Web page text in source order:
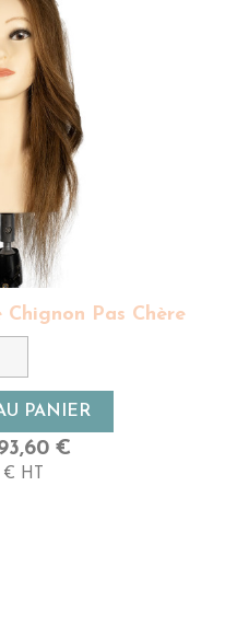
Chignon Pas Chère
PANIER
€
HT